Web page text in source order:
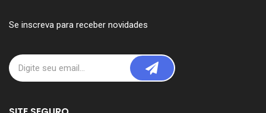
Se inscreva para receber novidades